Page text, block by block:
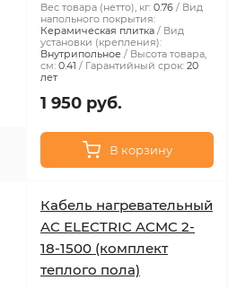
Вес товара (нетто), кг: 0.76
Вид
напольного покрытия:
Керамическая плитка
Вид
установки (крепления):
Внутрипольное
Высота товара,
см: 0.41 Гарантийный срок: 20
лет
1 950 руб.
В корзину
Кабель нагревательный
AC ELECTRIC ACMC 2-
18-1500 (комплект
теплого пола)